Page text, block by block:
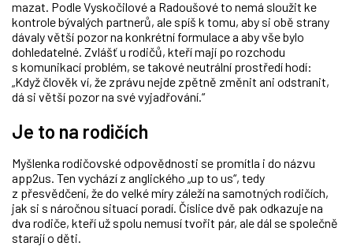
mazat. Podle Vyskočilové a Radoušové to nemá sloužit ke
kontrole bývalých partnerů, ale spíš k tomu, aby si obě strany
dávaly větší pozor na konkrétní formulace a aby vše bylo
dohledatelné. Zvlášť u rodičů, kteří mají po rozchodu
s komunikací problém, se takové neutrální prostředí hodí:
„Když člověk ví, že zprávu nejde zpětně změnit ani odstranit,
dá si větší pozor na své vyjadřování.“
Je to na rodičích
Myšlenka rodičovské odpovědnosti se promítla i do názvu
app2us. Ten vychází z anglického „up to us“, tedy
z přesvědčení, že do velké míry záleží na samotných rodičích,
jak si s náročnou situací poradí. Číslice dvě pak odkazuje na
dva rodiče, kteří už spolu nemusí tvořit pár, ale dál se společně
starají o děti.